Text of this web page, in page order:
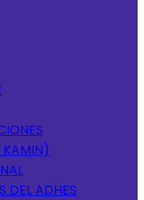
KAMIN)
DEL ADHES